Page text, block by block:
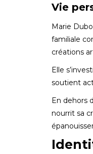
Vie
Marie
familiale
créations
Elle
soutient
En dehors
nourrit sa